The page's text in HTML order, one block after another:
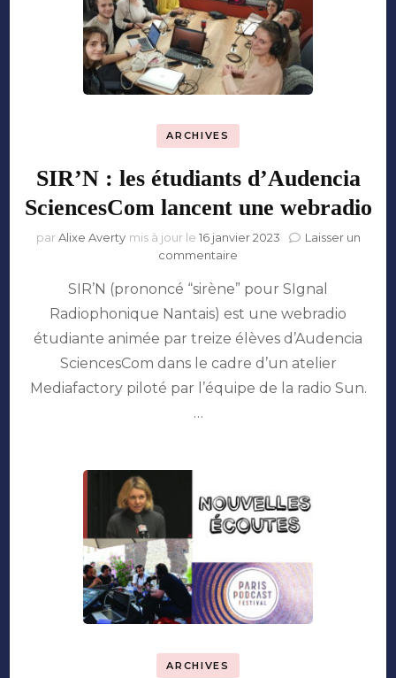
ARCHIVES
SIR’N : les étudiants d’Audencia
SciencesCom lancent une webradio
parAlixe Averty mis à jour le 16 janvier 2023
Laisser un
commentaire
:
les
d’Audencia
SciencesCom
lancent
une
SIR’N (prononcé “sirène” pour SIgnal
Radiophonique Nantais) est une webradio
étudiante animée par treize élèves d’Audencia
SciencesCom dans le cadre d’un atelier
Mediafactory piloté par l’équipe de la radio Sun.
…
ARCHIVES